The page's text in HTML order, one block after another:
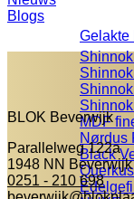
Gelakte
MDF
Nørdus
Black
Blogs
BLOK Beverwijk
Parallelweg 122a
1948 NN Beverwijk
0251 - 210 698